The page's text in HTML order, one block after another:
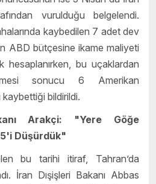
vurulduğu belgelendi.
kaybedilen 7 adet dev
ABD bütçesine ikame maliyeti
hesaplanırken, bu uçaklardan
sonucu 6 Amerikan
kaybettiği bildirildi.
Arakçi: "Yere Göğe
Düşürdük"
bu tarihi itiraf, Tahran’da
İran Dışişleri Bakanı Abbas